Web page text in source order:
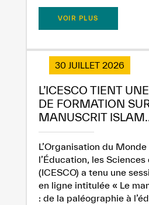
VOIR PLUS
30 JUILLET 2026
L’ICESCO TIENT
DE FORMATION
MANUSCRIT
L’Organisation du
l’Éducation, les
(ICESCO) a tenu une
en ligne intitulée « Le
: de la paléographie à